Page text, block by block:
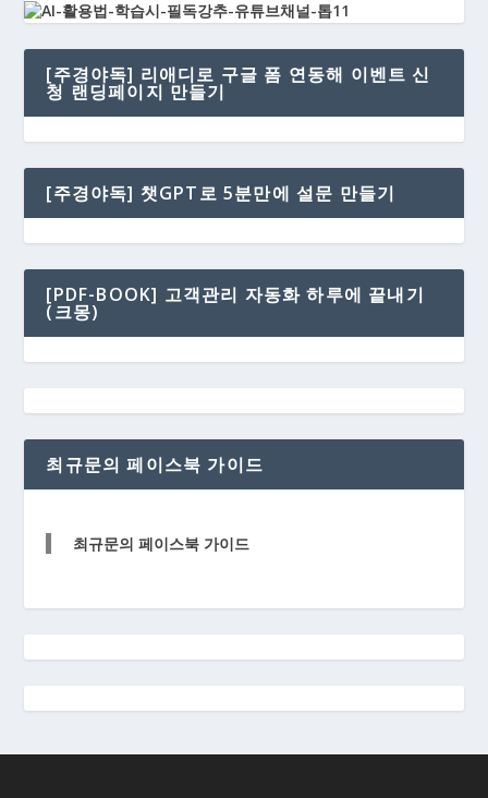
[주경야독] 리애디로 구글 폼 연동해 이벤트 신
청 랜딩페이지 만들기
[주경야독] 챗GPT로 5분만에 설문 만들기
[PDF-BOOK] 고객관리 자동화 하루에 끝내기
(크몽)
최규문의 페이스북 가이드
최규문의 페이스북 가이드